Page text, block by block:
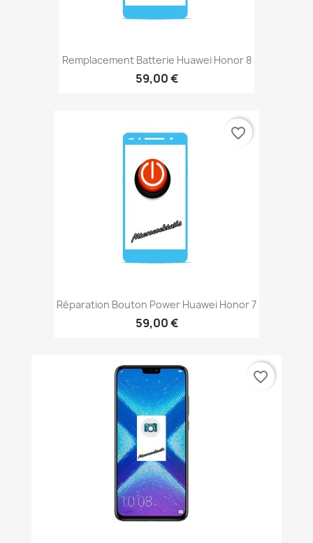
Remplacement Batterie Huawei Honor 8
59,00 €
Réparation Bouton Power Huawei Honor 7
59,00 €
favorite_border
favorite_border